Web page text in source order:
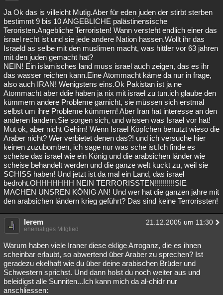
Ja Ok das is villeicht Mutig.Aber für eden juden der stirbt sterben
bestimmt 9 bis 10 ANGEBLICHE palästinensische
Teroristen.Angebliche Terroristen! Wann versteht endlich einer das
israel recht ist und sie jede andere Nation hassen.Wollt ihr das
Israeld as selbe mit den muslimen macht, was hittler vor 63 jahren
mit den juden gemacht hat?
NEIN! Ein islamisches land muss israel auch zeigen, das es ihr
das wasser reichen kann.Eine Atommacht käme da nur in frage,
also auch IRAN! Wenigstens eins.Ok Pakistan ist ja ne
Atommacht aber ddie haben ja nix mit israel zu tun.ich glaube den
kümmern andere Probleme garnicht, sie müssen sich erstmal
selbst um ihre Probleme kümmern! Aber Iran hat interesse an den
anderen ländern.Sie sorgen sich, und wissen was Israel vor hat!
Mut ok, aber nicht Gehirn! Wenn Israel Köpfchen benutzt wieso die
Araber nicht? Wer verbietet denen das?! und ich versuche hier
keinen zuzubomben, ich sage nur was sche ist.Ich finde es
scheise das israel wie ein König und die arabsichen länder wie
scheise behandelt werden und die ganze welt kuckt zu, weil sie
SCHISS haben! Und jetzt ist da mal ein Land, das israel
bedroht.OHHHHHHH NEIN TERRORISSTEN!!!!!!!!!!SIE
MACHEN UNSREN KÖNIG AN! Und wer hat die ganzen jahre mit
den arabsichen ländern krieg geführt? Das sind keine Terrorissten!
lerem 21.12.2005 um 11:30
ehemaliges Mitglied
Warum haben viele Iraner diese eklige Arroganz, die es ihnen
scheinbar erlaubt, so abwertend über Araber zu sprechen? Ist
geradezu ekelhaft wie du über deine arabischen Brüder und
Schwestern sprichst. Und dann holst du noch weiter aus und
beleidigst alle Sunniten...Ich kann mich da al-chidr nur
anschliessen: